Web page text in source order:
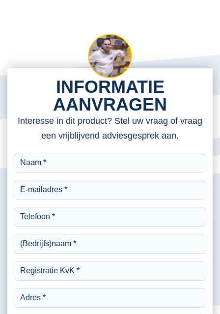
INFORMATIE
AANVRAGEN
Interesse in dit product? Stel uw vraag of vraag
een vrijblijvend adviesgesprek aan.